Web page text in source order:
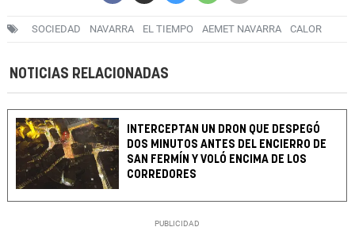
SOCIEDAD NAVARRA EL TIEMPO AEMET NAVARRA CALOR
NOTICIAS RELACIONADAS
INTERCEPTAN UN DRON QUE DESPEGÓ
DOS MINUTOS ANTES DEL ENCIERRO DE
SAN FERMÍN Y VOLÓ ENCIMA DE LOS
CORREDORES